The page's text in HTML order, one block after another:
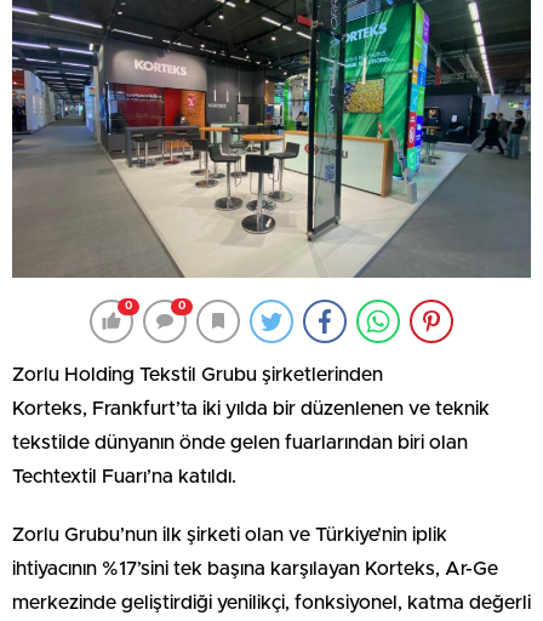
0 0
Zorlu Holding Tekstil Grubu şirketlerinden
Korteks, Frankfurt’ta iki yılda bir düzenlenen ve teknik
tekstilde dünyanın önde gelen fuarlarından biri olan
Techtextil Fuarı’na katıldı.
Zorlu Grubu’nun ilk şirketi olan ve Türkiye’nin iplik
ihtiyacının %17’sini tek başına karşılayan Korteks, Ar-Ge
merkezinde geliştirdiği yenilikçi, fonksiyonel, katma değerli